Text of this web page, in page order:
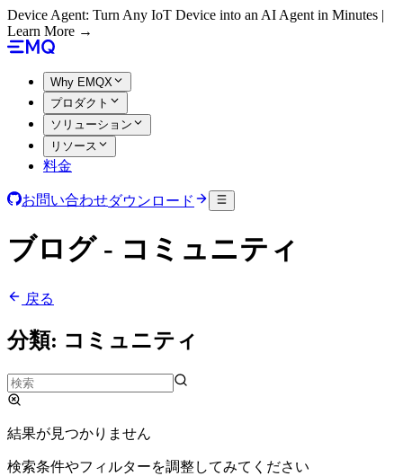
Device Agent: Turn Any IoT Device into an AI Agent in Minutes |
Learn More →
Why EMQX
プロダクト
ソリューション
リソース
料金
お問い合わせダウンロード
ブログ - コミュニティ
戻る
分類: コミュニティ
結果が見つかりません
検索条件やフィルターを調整してみてください